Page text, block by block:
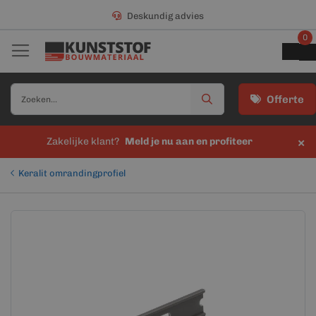
Deskundig advies
Offerte
0
Zakelijke klant? Meld je nu aan en profiteer ×
Keralit omrandingprofiel